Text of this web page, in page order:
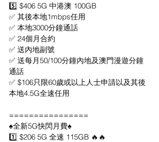
5️⃣ $406 5G 中港澳 100GB
✅ 其後本地1mbps任用
✅ 本地3000分鐘通話
✅ 24個月合約
✅ 送內地副號
✅ 送每月50/100分鐘內地及澳門漫遊分鐘
通話
✅ $106只限60歲或以上人士申請以及其後
本地4.5G全速任用
================
♠️全新5G快閃月費♠️
1️⃣ $206 5G 全速 115GB 🔥🔥